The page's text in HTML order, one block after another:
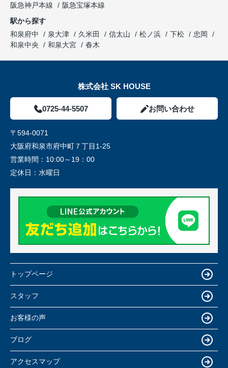
阪急神戸本線
阪急宝塚本線
駅から探す
和泉府中
泉大津 久米田 信太山 松ノ浜 下松
忠岡
和泉中央
和泉大宮 春木
株式会社 SK HOUSE
0725-44-5507 お問い合わせ
〒594-0071
大阪府和泉市府中町７丁目1-25
営業時間： 10:00～19：00
定休日： 水曜日
トップページ
スタッフ
お客様の声
ブログ
アクセスマップ